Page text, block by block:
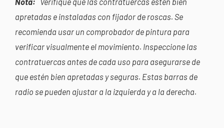
apretadas e instaladas con fijador de roscas. Se
recomienda usar un comprobador de pintura para
verificar visualmente el movimiento. Inspeccione las
contratuercas antes de cada uso para asegurarse de
que estén bien apretadas y seguras. Estas barras de
radio se pueden ajustar a la izquierda y a la derecha.